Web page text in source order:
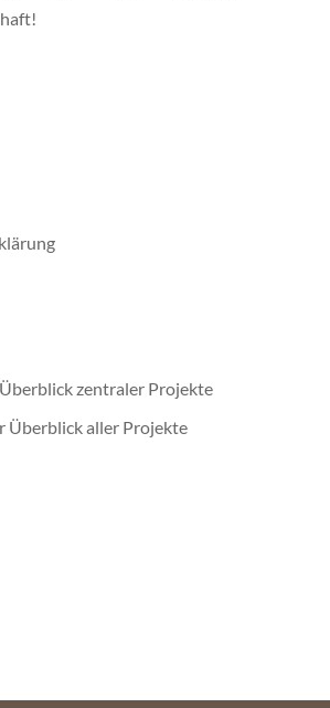
zentraler Projekte
Überblick aller Projekte